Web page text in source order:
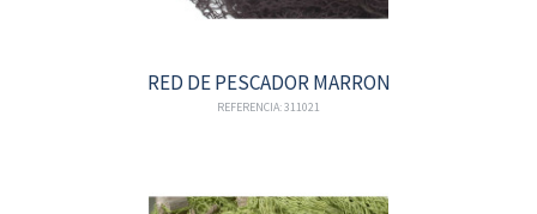
RED DE PESCADOR MARRON
REFERENCIA: 311021